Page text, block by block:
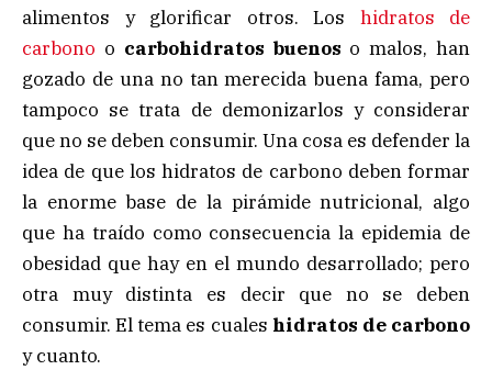
alimentos y glorificar otros. Los hidratos de
carbono o carbohidratos buenos o malos, han
gozado de una no tan merecida buena fama, pero
tampoco se trata de demonizarlos y considerar
que no se deben consumir. Una cosa es defender la
idea de que los hidratos de carbono deben formar
la enorme base de la pirámide nutricional, algo
que ha traído como consecuencia la epidemia de
obesidad que hay en el mundo desarrollado; pero
otra muy distinta es decir que no se deben
consumir. El tema es cuales hidratos de carbono
y cuanto.